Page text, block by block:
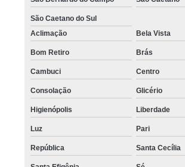
São Caetano do Sul
Aclimação
Bela Vista
Bom Retiro Brás
Cambuci Centro
Consolação Glicério
Higienópolis Liberdade
Luz Pari
República Santa Cecília